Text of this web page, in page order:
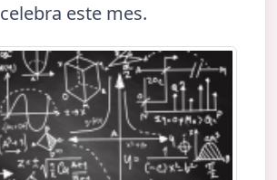
celebra este mes.